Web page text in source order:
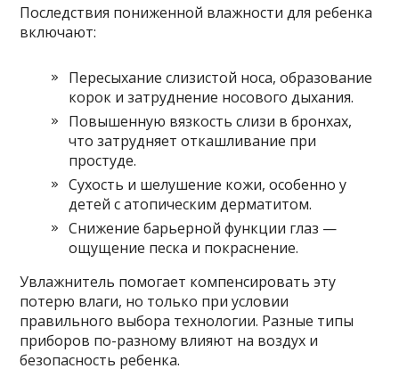
Последствия пониженной влажности для ребенка
включают:
Пересыхание слизистой носа, образование
корок и затруднение носового дыхания.
Повышенную вязкость слизи в бронхах,
что затрудняет откашливание при
простуде.
Сухость и шелушение кожи, особенно у
детей с атопическим дерматитом.
Снижение барьерной функции глаз —
ощущение песка и покраснение.
Увлажнитель помогает компенсировать эту
потерю влаги, но только при условии
правильного выбора технологии. Разные типы
приборов по-разному влияют на воздух и
безопасность ребенка.